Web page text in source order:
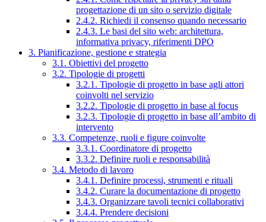
progettazione di un sito o servizio digitale
2.4.2. Richiedi il consenso quando necessario
2.4.3. Le basi del sito web: architettura,
informativa privacy, riferimenti DPO
3. Pianificazione, gestione e strategia
3.1. Obiettivi del progetto
3.2. Tipologie di progetti
3.2.1. Tipologie di progetto in base agli attori
coinvolti nel servizio
3.2.2. Tipologie di progetto in base al focus
3.2.3. Tipologie di progetto in base all’ambito di
intervento
3.3. Competenze, ruoli e figure coinvolte
3.3.1. Coordinatore di progetto
3.3.2. Definire ruoli e responsabilità
3.4. Metodo di lavoro
3.4.1. Definire processi, strumenti e rituali
3.4.2. Curare la documentazione di progetto
3.4.3. Organizzare tavoli tecnici collaborativi
3.4.4. Prendere decisioni